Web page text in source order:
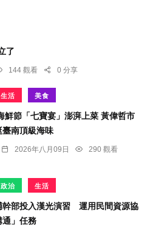
了
144 觀看 0 分享
生活 美食
鮮節「七寶宴」澎湃上菜 黃偉哲市
臺南頂級海味
2026年八月09日
290 觀看
政治 生活
幹部投入漢光演習 運用民間資源協
通」任務